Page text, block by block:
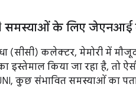
समस्याओं के लिए जेएनआई
(सीसी) कलेक्टर, मेमोरी में
इस्तेमाल किया जा रहा है, तो
कुछ संभावित समस्याओं का